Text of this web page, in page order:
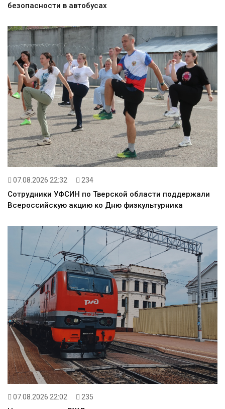
безопасности в автобусах
07.08.2026 22:32 234
Сотрудники УФСИН по Тверской области поддержали
Всероссийскую акцию ко Дню физкультурника
07.08.2026 22:02 235